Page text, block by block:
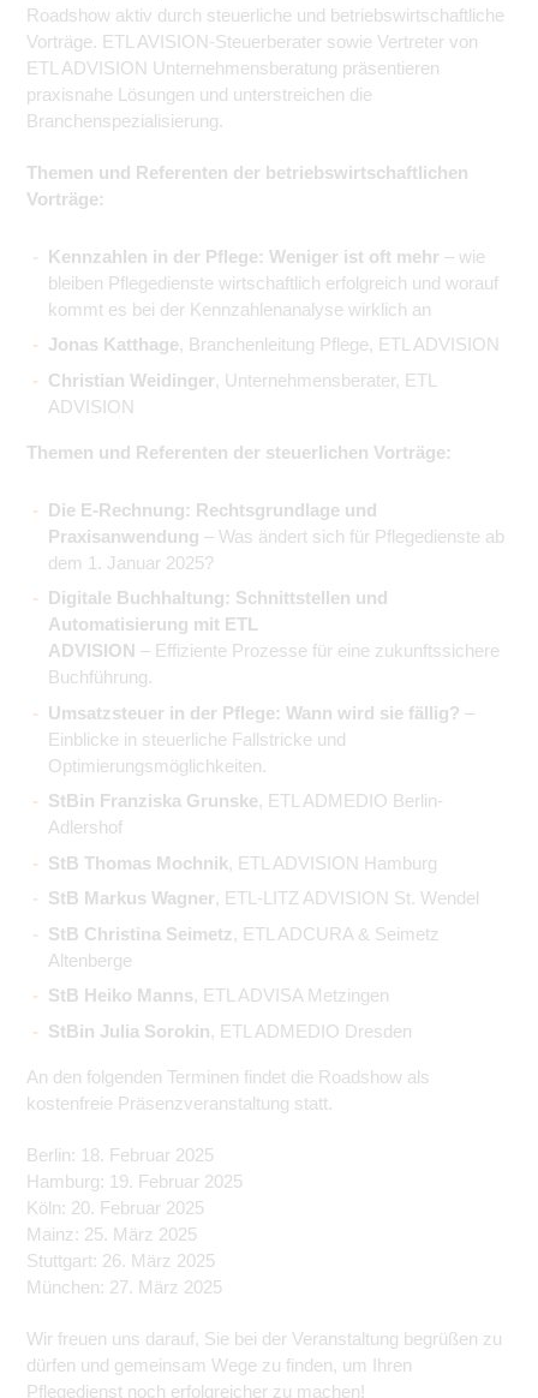
Roadshow aktiv durch steuerliche und betriebswirtschaftliche
Vorträge. ETL AVISION-Steuerberater sowie Vertreter von
ETL ADVISION Unternehmensberatung präsentieren
praxisnahe Lösungen und unterstreichen die
Branchenspezialisierung.
Themen und Referenten der betriebswirtschaftlichen
Vorträge:
Kennzahlen in der Pflege: Weniger ist oft mehr – wie
bleiben Pflegedienste wirtschaftlich erfolgreich und worauf
kommt es bei der Kennzahlenanalyse wirklich an
Jonas Katthage, Branchenleitung Pflege, ETL ADVISION
Christian Weidinger, Unternehmensberater, ETL
ADVISION
Themen und Referenten der steuerlichen Vorträge:
Die E-Rechnung: Rechtsgrundlage und
Praxisanwendung – Was ändert sich für Pflegedienste ab
dem 1. Januar 2025?
Digitale Buchhaltung: Schnittstellen und
Automatisierung mit ETL
ADVISION – Effiziente Prozesse für eine zukunftssichere
Buchführung.
Umsatzsteuer in der Pflege: Wann wird sie fällig? –
Einblicke in steuerliche Fallstricke und
Optimierungsmöglichkeiten.
StBin Franziska Grunske, ETL ADMEDIO Berlin-
Adlershof
StB Thomas Mochnik, ETL ADVISION Hamburg
StB Markus Wagner, ETL-LITZ ADVISION St. Wendel
StB Christina Seimetz , ETL ADCURA & Seimetz
Altenberge
StB Heiko Manns, ETL ADVISA Metzingen
StBin Julia Sorokin, ETL ADMEDIO Dresden
An den folgenden Terminen findet die Roadshow als
kostenfreie Präsenzveranstaltung statt.
Berlin: 18. Februar 2025
Hamburg: 19. Februar 2025
Köln: 20. Februar 2025
Mainz: 25. März 2025
Stuttgart: 26. März 2025
München: 27. März 2025
Wir freuen uns darauf, Sie bei der Veranstaltung begrüßen zu
dürfen und gemeinsam Wege zu finden, um Ihren
Pflegedienst noch erfolgreicher zu machen!